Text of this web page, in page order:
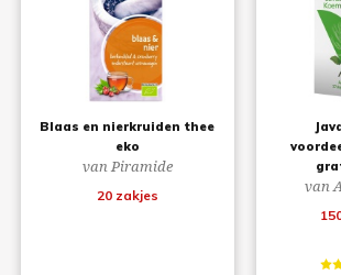
Blaas en nierkruiden thee
eko
van Piramide
20 zakjes van